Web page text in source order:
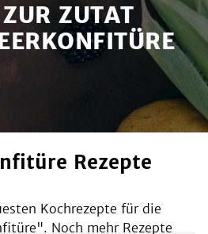
ZUTAT
Rezepte
Kochrezepte für die
". Noch mehr Rezepte